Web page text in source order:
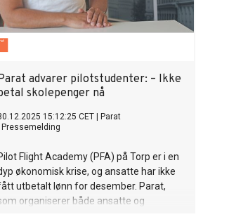
advarer pilotstudenter: – Ikke
skolepenger nå
15:12:25 CET
Parat
Pressemelding
Flight Academy (PFA) på Torp er i en
økonomisk krise, og ansatte har ikke
utbetalt lønn for desember. Parat,
organiserer både ansatte og